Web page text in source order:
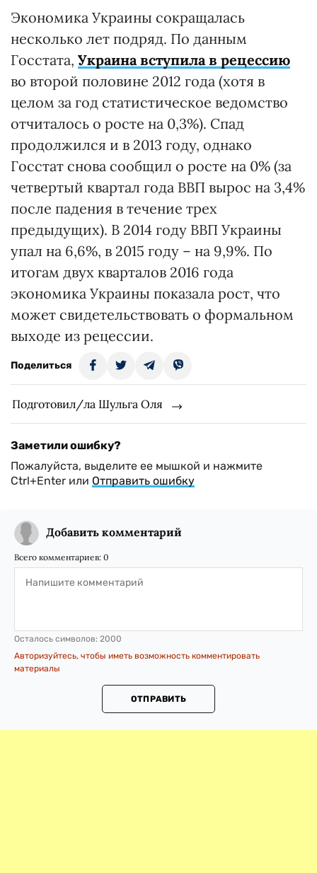
Экономика Украины сокращалась
несколько лет подряд. По данным
Госстата, Украина вступила в рецессию
во второй половине 2012 года (хотя в
целом за год статистическое ведомство
отчиталось о росте на 0,3%). Спад
продолжился и в 2013 году, однако
Госстат снова сообщил о росте на 0% (за
четвертый квартал года ВВП вырос на 3,4%
после падения в течение трех
предыдущих). В 2014 году ВВП Украины
упал на 6,6%, в 2015 году – на 9,9%. По
итогам двух кварталов 2016 года
экономика Украины показала рост, что
может свидетельствовать о формальном
выходе из рецессии.
Поделиться
Подготовил/ла Шульга Оля
Заметили ошибку?
Пожалуйста, выделите ее мышкой и нажмите
Ctrl+Enter или Отправить ошибку
Добавить комментарий
Всего комментариев: 0
Осталось символов: 2000
Авторизуйтесь, чтобы иметь возможность комментировать
материалы
ОТПРАВИТЬ